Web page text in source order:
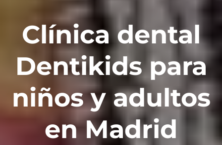
Clínica dental
Dentikids para
niños y adultos
en Madrid